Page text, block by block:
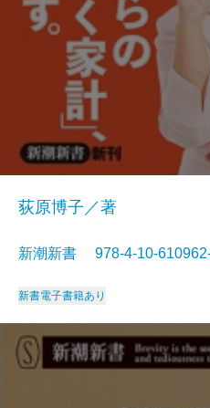
荻原博子／著
新潮新書 978-4-10-
新書電子書籍あり